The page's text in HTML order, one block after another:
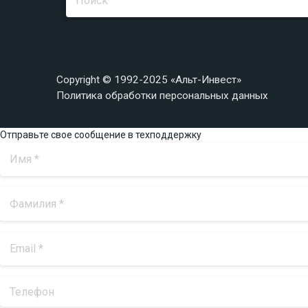
Copyright © 1992-2025 «Альт-Инвест»
Политика обработки персональных данных
Отправьте свое сообщение в техподдержку